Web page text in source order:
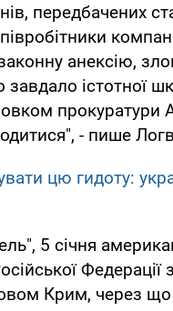
передбачених
анексію,
істотної
прокуратури
- пише
цю гидоту:
5 січня
Крим, через що